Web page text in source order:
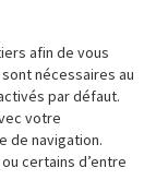
afin de vous
nécessaires au
par défaut.
votre
de navigation.
certains d’entre